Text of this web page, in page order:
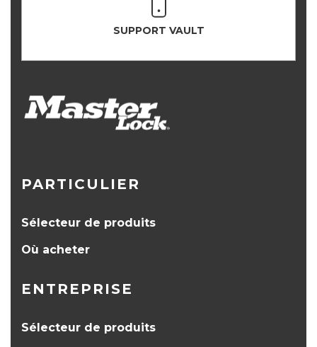
SUPPORT VAULT
PARTICULIER
Sélecteur de produits
Où acheter
ENTREPRISE
Sélecteur de produits